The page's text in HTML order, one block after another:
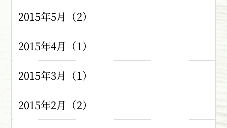
2015年5月（2）
2015年4月（1）
2015年3月（1）
2015年2月（2）